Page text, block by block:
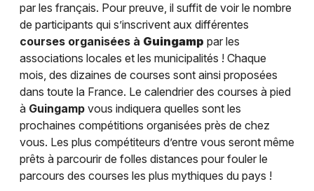
par les français. Pour preuve, il suffit de voir le nombre
de participants qui s’inscrivent aux différentes
courses organisées à Guingamp par les
associations locales et les municipalités ! Chaque
mois, des dizaines de courses sont ainsi proposées
dans toute la France. Le calendrier des courses à pied
à Guingamp vous indiquera quelles sont les
prochaines compétitions organisées près de chez
vous. Les plus compétiteurs d’entre vous seront même
prêts à parcourir de folles distances pour fouler le
parcours des courses les plus mythiques du pays !